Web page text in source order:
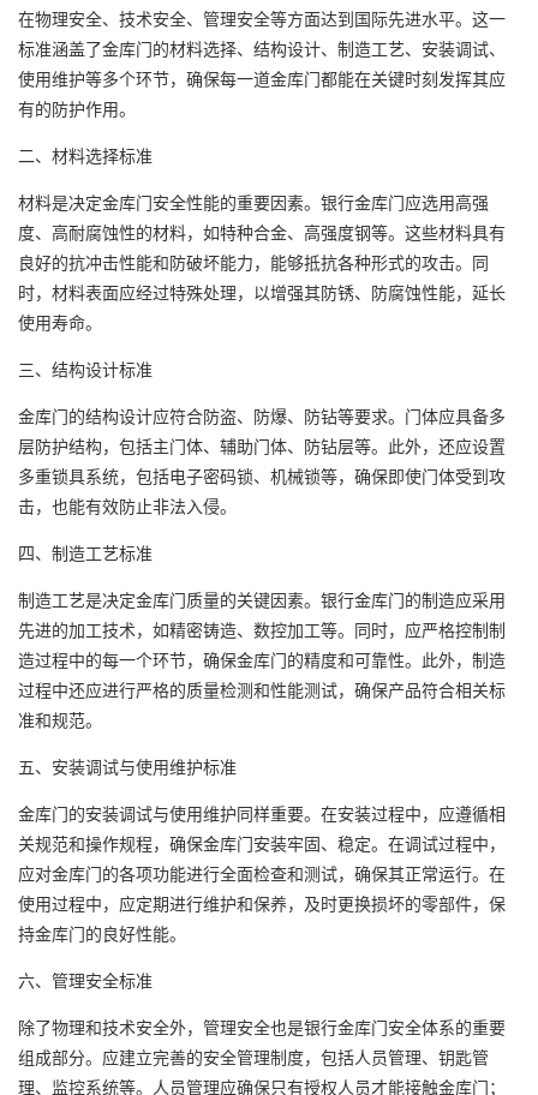
在物理安全、技术安全、管理安全等方面达到国际先进水平。这一
标准涵盖了金库门的材料选择、结构设计、制造工艺、安装调试、
使用维护等多个环节，确保每一道金库门都能在关键时刻发挥其应
有的防护作用。
二、材料选择标准
材料是决定金库门安全性能的重要因素。银行金库门应选用高强
度、高耐腐蚀性的材料，如特种合金、高强度钢等。这些材料具有
良好的抗冲击性能和防破坏能力，能够抵抗各种形式的攻击。同
时，材料表面应经过特殊处理，以增强其防锈、防腐蚀性能，延长
使用寿命。
三、结构设计标准
金库门的结构设计应符合防盗、防爆、防钻等要求。门体应具备多
层防护结构，包括主门体、辅助门体、防钻层等。此外，还应设置
多重锁具系统，包括电子密码锁、机械锁等，确保即使门体受到攻
击，也能有效防止非法入侵。
四、制造工艺标准
制造工艺是决定金库门质量的关键因素。银行金库门的制造应采用
先进的加工技术，如精密铸造、数控加工等。同时，应严格控制制
造过程中的每一个环节，确保金库门的精度和可靠性。此外，制造
过程中还应进行严格的质量检测和性能测试，确保产品符合相关标
准和规范。
五、安装调试与使用维护标准
金库门的安装调试与使用维护同样重要。在安装过程中，应遵循相
关规范和操作规程，确保金库门安装牢固、稳定。在调试过程中，
应对金库门的各项功能进行全面检查和测试，确保其正常运行。在
使用过程中，应定期进行维护和保养，及时更换损坏的零部件，保
持金库门的良好性能。
六、管理安全标准
除了物理和技术安全外，管理安全也是银行金库门安全体系的重要
组成部分。应建立完善的安全管理制度，包括人员管理、钥匙管
理、监控系统等。人员管理应确保只有授权人员才能接触金库门；